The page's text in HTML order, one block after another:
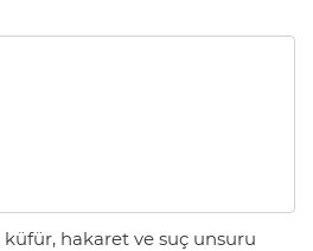
hakaret ve suç unsuru